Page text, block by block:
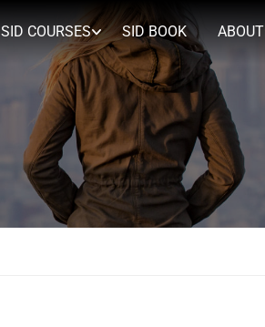
SID COURSES SID BOOK ABOUT